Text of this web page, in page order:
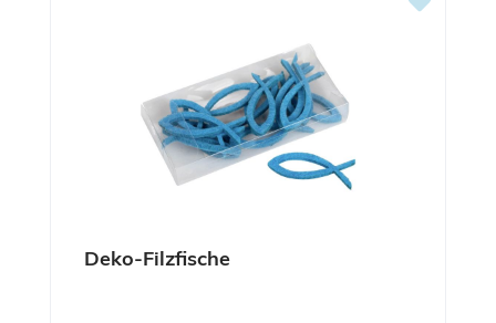
Deko-Filzfische